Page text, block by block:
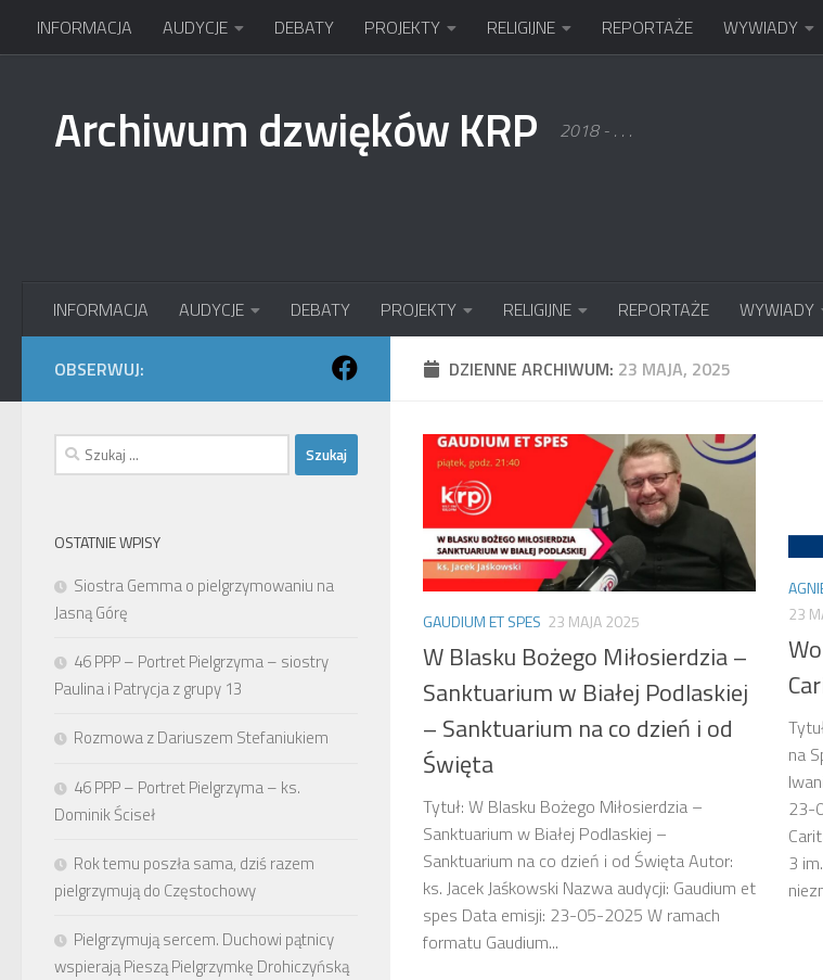
Przejdź do treści
INFORMACJA AUDYCJE DEBATY PROJEKTY RELIGIJNE REPORTAŻE WYWIADY
Archiwum dzwięków KRP 2018 - . . .
INFORMACJA AUDYCJE DEBATY PROJEKTY RELIGIJNE REPORTAŻE WYWIADY
DZIENNE ARCHIWUM: 23 MAJA, 2025
GAUDIUM ET SPES 23 MAJA 2025
W Blasku Bożego Miłosierdzia –
Sanktuarium w Białej Podlaskiej
– Sanktuarium na co dzień i od
Święta
Tytuł: W Blasku Bożego Miłosierdzia –
Sanktuarium w Białej Podlaskiej –
Sanktuarium na co dzień i od Święta Autor:
ks. Jacek Jaśkowski Nazwa audycji: Gaudium et
spes Data emisji: 23-05-2025 W ramach
formatu Gaudium...
23
na
23-
3
OBSERWUJ:
Szukaj:
OSTATNIE WPISY
Siostra Gemma o pielgrzymowaniu na
Jasną Górę
46 PPP – Portret Pielgrzyma – siostry
Paulina i Patrycja z grupy 13
Rozmowa z Dariuszem Stefaniukiem
46 PPP – Portret Pielgrzyma – ks.
Dominik Ściseł
Rok temu poszła sama, dziś razem
pielgrzymują do Częstochowy
Pielgrzymują sercem. Duchowi pątnicy
wspierają Pieszą Pielgrzymkę Drohiczyńską